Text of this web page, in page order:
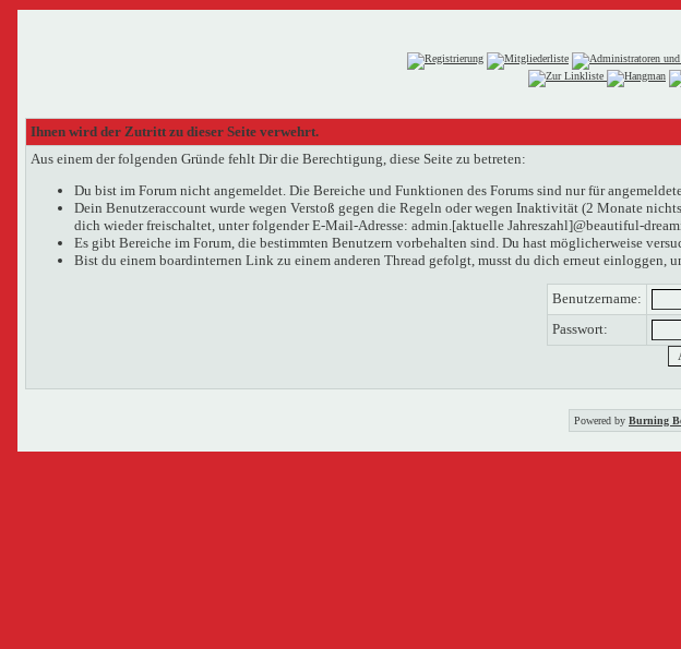
Ihnen wird der Zutritt zu dieser Seite verwehrt.
Aus einem der folgenden Gründe fehlt Dir die Berechtigung, diese Seite zu betreten:
Du bist im Forum nicht angemeldet. Die Bereiche und Funktionen des Forums sind nur für
Dein Benutzeraccount wurde wegen Verstoß gegen die Regeln oder wegen Inaktivität (2 Monate
dich wieder freischaltet, unter folgender E-Mail-Adresse: admin.[aktuelle Jahreszahl]@beautiful-
Es gibt Bereiche im Forum, die bestimmten Benutzern vorbehalten sind. Du hast möglicherweise
Bist du einem boardinternen Link zu einem anderen Thread gefolgt, musst du dich erneut einloggen,
Benutzername:
Passwort:
Powered by Burning